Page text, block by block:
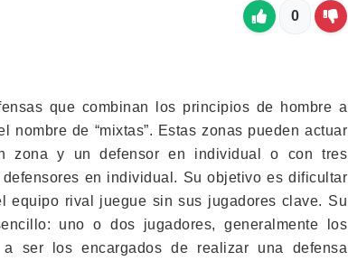
0
que combinan los principios de hombre a
nombre de “mixtas”. Estas zonas pueden actuar
zona y un defensor en individual o con tres
en individual. Su objetivo es dificultar
equipo rival juegue sin sus jugadores clave. Su
uno o dos jugadores, generalmente los
a ser los encargados de realizar una defensa